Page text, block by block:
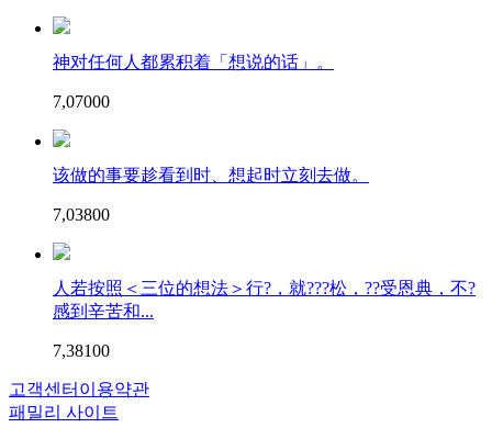
神对任何人都累积着「想说的话」。
7,07000
该做的事要趁看到时、想起时立刻去做。
7,03800
人若按照＜三位的想法＞行?，就???松，??受恩典，不?
感到辛苦和...
7,38100
고객센터 이용약관
패밀리 사이트